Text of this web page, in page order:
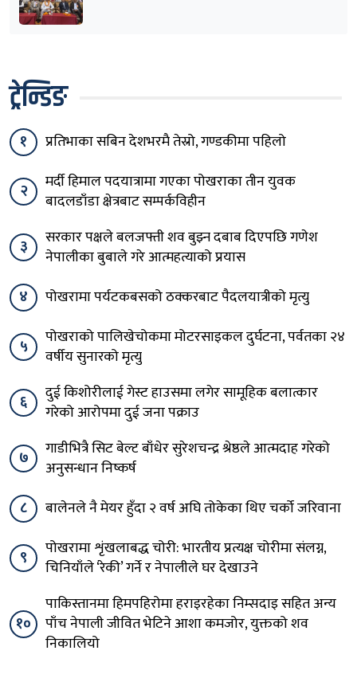
ट्रेन्डिङ
१ प्रतिभाका सबिन देशभरमै तेस्रो, गण्डकीमा पहिलो
२
मर्दी हिमाल पदयात्रामा गएका पोखराका तीन युवक
बादलडाँडा क्षेत्रबाट सम्पर्कविहीन
३
सरकार पक्षले बलजफ्ती शव बुझ्न दबाब दिएपछि गणेश
नेपालीका बुबाले गरे आत्महत्याको प्रयास
४
पोखरामा पर्यटकबसको ठक्करबाट पैदलयात्रीको मृत्यु
५
पोखराको पालिखेचोकमा मोटरसाइकल दुर्घटना, पर्वतका २४
वर्षीय सुनारको मृत्यु
६
दुई किशोरीलाई गेस्ट हाउसमा लगेर सामूहिक बलात्कार
गरेको आरोपमा दुई जना पक्राउ
७
गाडीभित्रै सिट बेल्ट बाँधेर सुरेशचन्द्र श्रेष्ठले आत्मदाह गरेको
अनुसन्धान निष्कर्ष
८
बालेनले नै मेयर हुँदा २ वर्ष अघि तोकेका थिए चर्को जरिवाना
९
पोखरामा शृंखलाबद्ध चोरी: भारतीय प्रत्यक्ष चोरीमा संलग्न,
चिनियाँले ‘रेकी’ गर्ने र नेपालीले घर देखाउने
१०
पाकिस्तानमा हिमपहिरोमा हराइरहेका निम्सदाइ सहित अन्य
पाँच नेपाली जीवित भेटिने आशा कमजोर, युक्तको शव
निकालियो